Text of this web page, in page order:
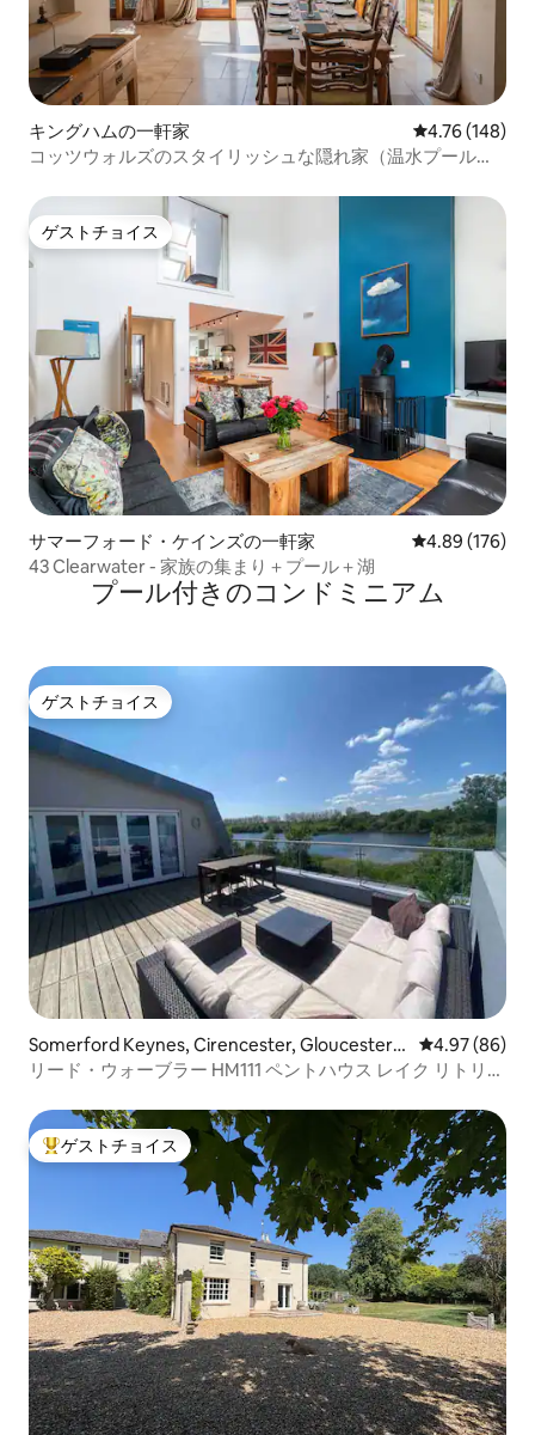
キングハムの一軒家 レビュー148
4.76 (148)
コッツウォルズのスタイリッシュな隠れ家（温水プール付
ゲストチョイス
ゲストチョイス
サマーフォード・ケインズの一軒家 レビュー176
4.89 (176)
43 Clearwater - 家族の集まり＋プール＋湖
プール付きのコンドミニアム
ゲストチョイス
ゲストチョイス
Somerford Keynes, Cirencester, Gloucesters
hireのコンドミニアム
レビュー86
4.97 (86)
リード・ウォーブラー HM111 ペントハウス レイク リトリー
大好評のゲストチョイスです。
ゲストチョイス